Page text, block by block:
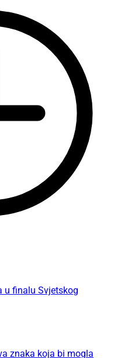
u finalu Svjetskog
znaka koja bi mogla